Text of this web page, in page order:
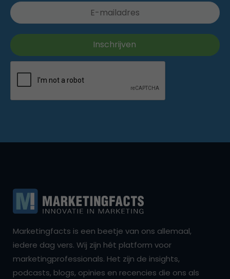
Marketingfacts is een beetje van ons allemaal,
iedere dag vers. Wij zijn hét platform voor
marketingprofessionals. Het zijn de insights,
podcasts, blogs, opinies en recencies die ons als